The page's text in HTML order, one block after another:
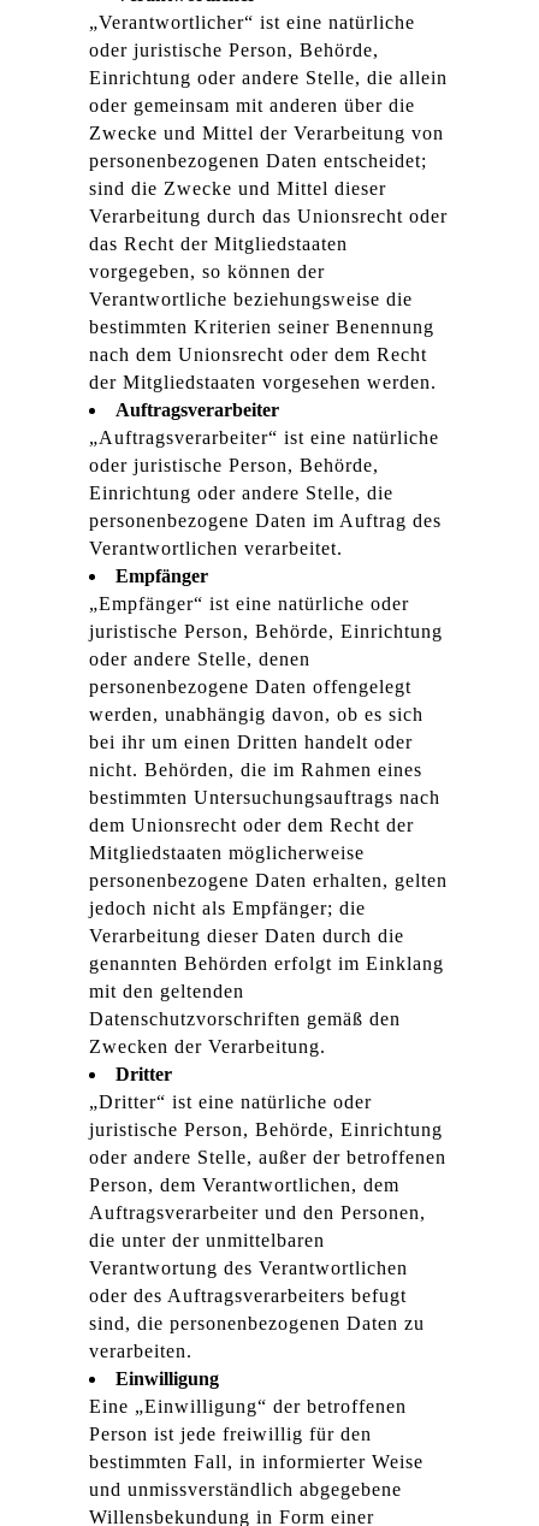
„Verantwortlicher“ ist eine natürliche
oder juristische Person, Behörde,
Einrichtung oder andere Stelle, die allein
oder gemeinsam mit anderen über die
Zwecke und Mittel der Verarbeitung von
personenbezogenen Daten entscheidet;
sind die Zwecke und Mittel dieser
Verarbeitung durch das Unionsrecht oder
das Recht der Mitgliedstaaten
vorgegeben, so können der
Verantwortliche beziehungsweise die
bestimmten Kriterien seiner Benennung
nach dem Unionsrecht oder dem Recht
der Mitgliedstaaten vorgesehen werden.
Auftragsverarbeiter
„Auftragsverarbeiter“ ist eine natürliche
oder juristische Person, Behörde,
Einrichtung oder andere Stelle, die
personenbezogene Daten im Auftrag des
Verantwortlichen verarbeitet.
Empfänger
„Empfänger“ ist eine natürliche oder
juristische Person, Behörde, Einrichtung
oder andere Stelle, denen
personenbezogene Daten offengelegt
werden, unabhängig davon, ob es sich
bei ihr um einen Dritten handelt oder
nicht. Behörden, die im Rahmen eines
bestimmten Untersuchungsauftrags nach
dem Unionsrecht oder dem Recht der
Mitgliedstaaten möglicherweise
personenbezogene Daten erhalten, gelten
jedoch nicht als Empfänger; die
Verarbeitung dieser Daten durch die
genannten Behörden erfolgt im Einklang
mit den geltenden
Datenschutzvorschriften gemäß den
Zwecken der Verarbeitung.
Dritter
„Dritter“ ist eine natürliche oder
juristische Person, Behörde, Einrichtung
oder andere Stelle, außer der betroffenen
Person, dem Verantwortlichen, dem
Auftragsverarbeiter und den Personen,
die unter der unmittelbaren
Verantwortung des Verantwortlichen
oder des Auftragsverarbeiters befugt
sind, die personenbezogenen Daten zu
verarbeiten.
Einwilligung
Eine „Einwilligung“ der betroffenen
Person ist jede freiwillig für den
bestimmten Fall, in informierter Weise
und unmissverständlich abgegebene
Willensbekundung in Form einer